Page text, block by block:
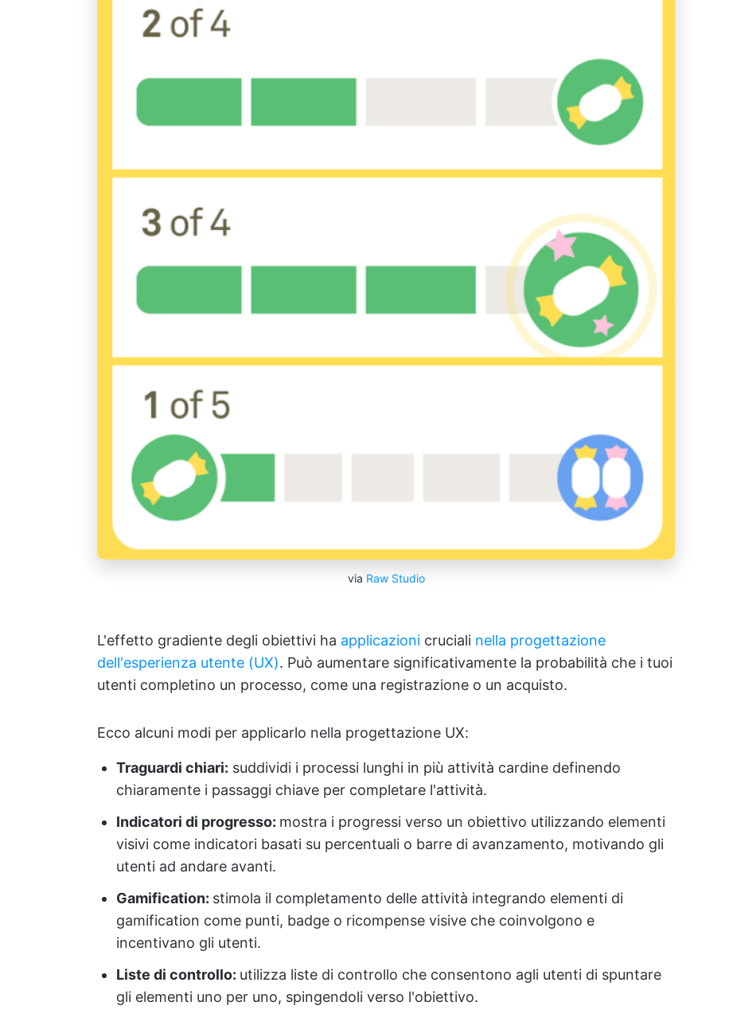
via Raw Studio
L'effetto gradiente degli obiettivi ha applicazioni cruciali nella progettazione
dell'esperienza utente (UX). Può aumentare significativamente la probabilità che i tuoi
utenti completino un processo, come una registrazione o un acquisto.
Ecco alcuni modi per applicarlo nella progettazione UX:
Traguardi chiari: suddividi i processi lunghi in più attività cardine definendo
chiaramente i passaggi chiave per completare l'attività.
Indicatori di progresso: mostra i progressi verso un obiettivo utilizzando elementi
visivi come indicatori basati su percentuali o barre di avanzamento, motivando gli
utenti ad andare avanti.
Gamification: stimola il completamento delle attività integrando elementi di
gamification come punti, badge o ricompense visive che coinvolgono e
incentivano gli utenti.
Liste di controllo: utilizza liste di controllo che consentono agli utenti di spuntare
gli elementi uno per uno, spingendoli verso l'obiettivo.